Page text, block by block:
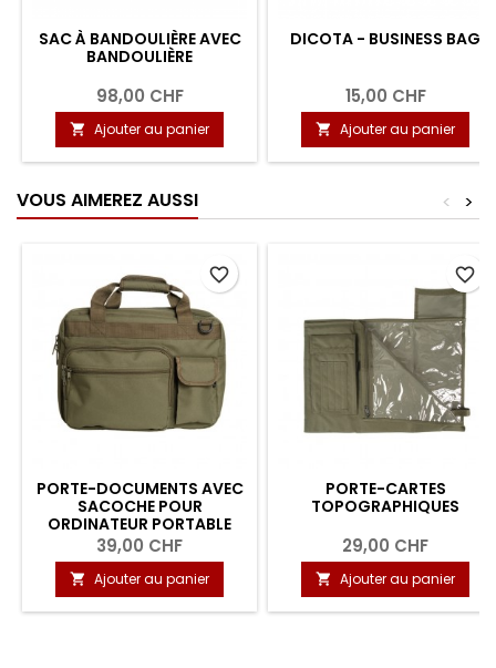
SAC À BANDOULIÈRE AVEC
BANDOULIÈRE
98,00 CHF
 Ajouter au panier
DICOTA - BUSINESS BAG
15,00 CHF
 Ajouter au panier
VOUS AIMEREZ AUSSI >
<
PORTE-DOCUMENTS AVEC
SACOCHE POUR
ORDINATEUR PORTABLE
39,00 CHF
 Ajouter au panier
favorite_border
PORTE-CARTES
TOPOGRAPHIQUES
29,00 CHF
 Ajouter au panier
favorite_border